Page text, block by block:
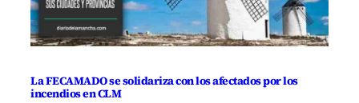
La FECAMADO se solidariza con los afectados por los
incendios en CLM